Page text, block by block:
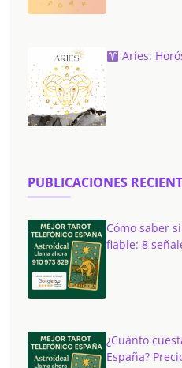
Aries:
PUBLICACIONES
Cómo saber
fiable: 8
¿Cuánto
España?